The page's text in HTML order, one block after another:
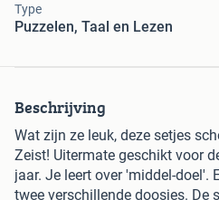
Type
Puzzelen, Taal en Lezen
Beschrijving
Wat zijn ze leuk, deze setjes
Zeist! Uitermate geschikt voor
jaar. Je leert over 'middel-doel'.
twee verschillende doosjes. De